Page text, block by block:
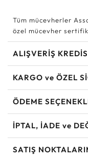
Tüm mücevherler
özel mücevher
ALIŞVERİŞ
KARGO ve ÖZEL
ÖDEME
İPTAL, İADE ve
SATIŞ